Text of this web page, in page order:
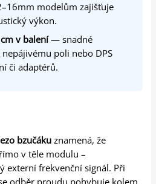
modelům zajišťuje
výkon.
v balení— snadné
poli nebo DPS
či adaptérů.
bzučáku znamená, že
v těle modulu –
externí frekvenční signál. Při